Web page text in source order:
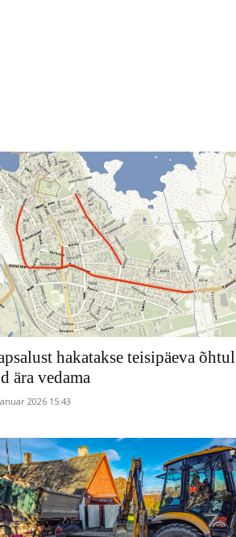
hakatakse teisipäeva õhtul
ära vedama
2026 15:43